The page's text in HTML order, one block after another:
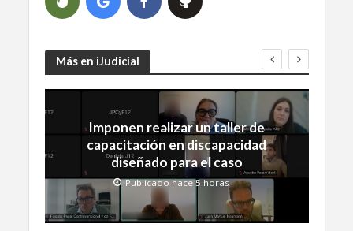
Más en iJudicial
Imponen realizar un taller de
capacitación en discapacidad
diseñado para el caso
Publicado hace 5 horas